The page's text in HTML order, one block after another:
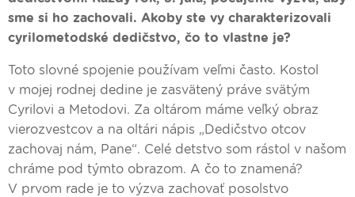
sme si ho zachovali. Akoby ste vy charakterizovali
cyrilometodské dedičstvo, čo to vlastne je?
Toto slovné spojenie používam veľmi často. Kostol
v mojej rodnej dedine je zasvätený práve svätým
Cyrilovi a Metodovi. Za oltárom máme veľký obraz
vierozvestcov a na oltári nápis „Dedičstvo otcov
zachovaj nám, Pane“. Celé detstvo som rástol v našom
chráme pod týmto obrazom. A čo to znamená?
V prvom rade je to výzva zachovať posolstvo